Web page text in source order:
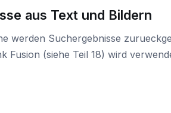
aus Text und Bildern
werden Suchergebnisse
Fusion (siehe Teil 18) wird